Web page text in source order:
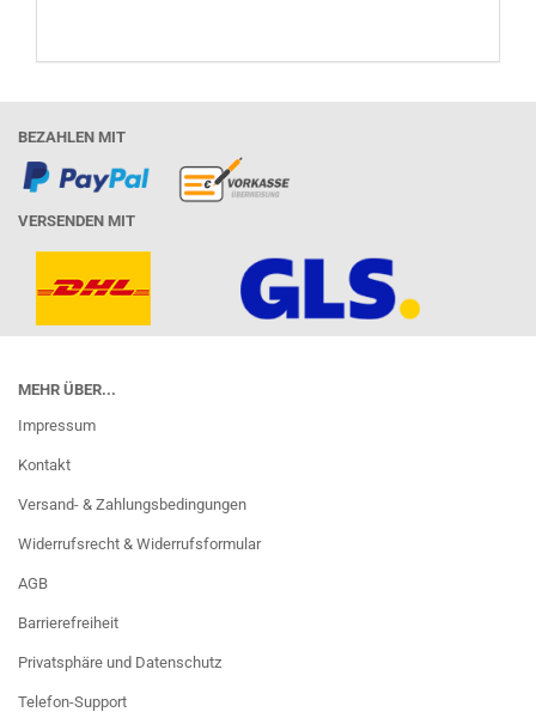
BEZAHLEN MIT
VERSENDEN MIT
MEHR ÜBER...
Impressum
Kontakt
Versand- & Zahlungsbedingungen
Widerrufsrecht & Widerrufsformular
AGB
Barrierefreiheit
Privatsphäre und Datenschutz
Telefon-Support